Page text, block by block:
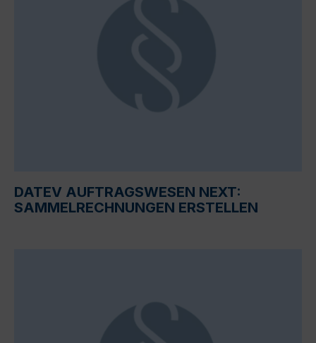
DATEV AUFTRAGSWESEN NEXT:
SAMMELRECHNUNGEN ERSTELLEN